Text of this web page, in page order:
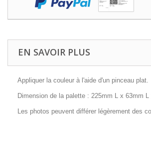
EN SAVOIR PLUS
Appliquer la couleur à l'aide d'un pinceau plat.
Dimension de la palette : 225mm L x 63mm L
Les photos peuvent différer légèrement des